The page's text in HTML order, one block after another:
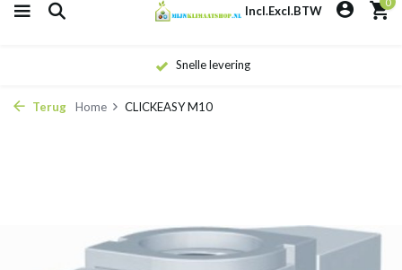
Incl.Excl.BTW
Snelle levering
Terug Home CLICKEASY M10